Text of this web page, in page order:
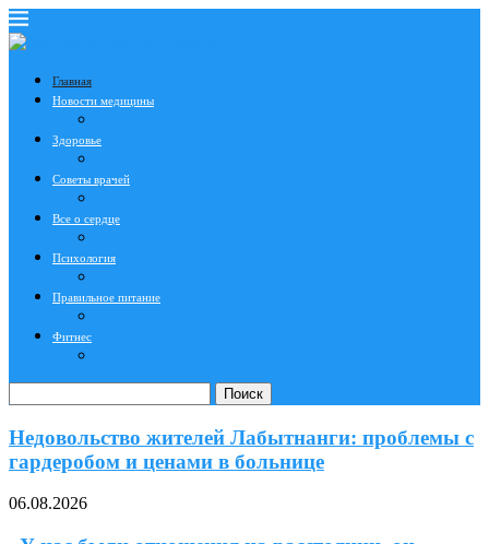
Главная
Новости медицины
Здоровье
Советы врачей
Все о сердце
Психология
Правильное питание
Фитнес
Поиск
Недовольство жителей Лабытнанги: проблемы с
гардеробом и ценами в больнице
06.08.2026